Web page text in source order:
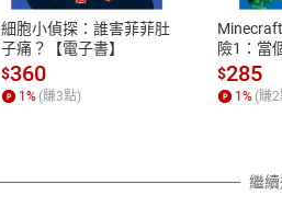
之權利，遽消費
除權合理例外情
質各有不同規
照各商品說明。
細胞小偵探：誰害菲菲肚
子痛？【電子書】
$360
1 % (賺3點)
險1：當
子書】
$285
1 % (賺2
繼